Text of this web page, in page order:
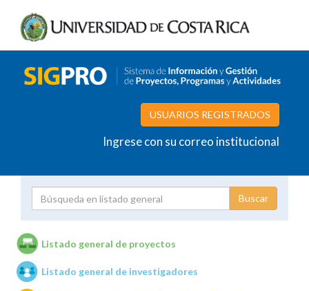
USUARIOS REGISTRADOS
Ingrese con su correo institucional
Unidades de investigación
Listado general de proyectos
Listado general de investigadores